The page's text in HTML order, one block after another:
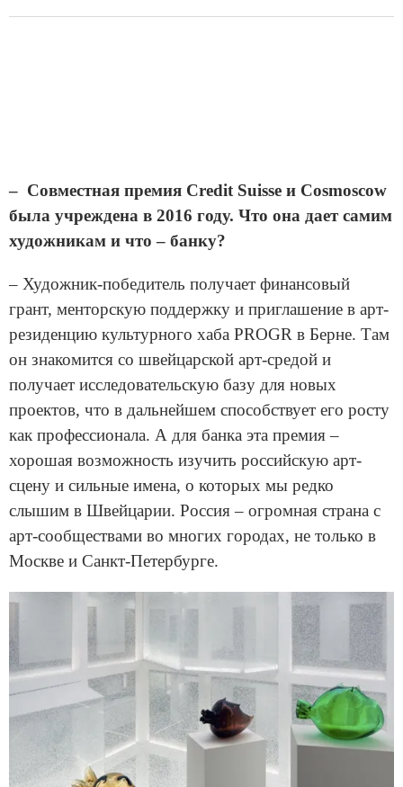
– Совместная премия Credit Suisse и Cosmoscow
была учреждена в 2016 году. Что она дает самим
художникам и что – банку?
– Художник-победитель получает финансовый
грант, менторскую поддержку и приглашение в арт-
резиденцию культурного хаба PROGR в Берне. Там
он знакомится со швейцарской арт-средой и
получает исследовательскую базу для новых
проектов, что в дальнейшем способствует его росту
как профессионала. А для банка эта премия –
хорошая возможность изучить российскую арт-
сцену и сильные имена, о которых мы редко
слышим в Швейцарии. Россия – огромная страна с
арт-сообществами во многих городах, не только в
Москве и Санкт-Петербурге.